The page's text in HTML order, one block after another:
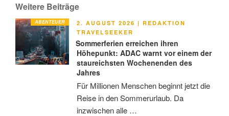
Weitere Beiträge
ABENTEUER
VERÖFFENTLICHT
AM
2. AUGUST 2026 | REDAKTION
TRAVELSEEKER
Sommerferien erreichen ihren
Höhepunkt: ADAC warnt vor einem der
staureichsten Wochenenden des
Jahres
Für Millionen Menschen beginnt jetzt die
Reise in den Sommerurlaub. Da
inzwischen alle …